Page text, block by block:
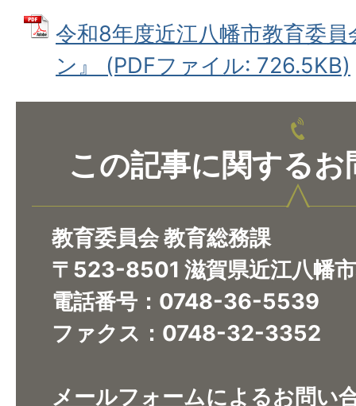
令和8年度近江八幡市教育委
ン』 (PDFファイル: 726.5KB)
この記事に関するお
教育委員会 教育総務課
〒523-8501 滋賀県近江八幡
電話番号：0748-36-5539
ファクス：0748-32-3352
メールフォームによるお問い